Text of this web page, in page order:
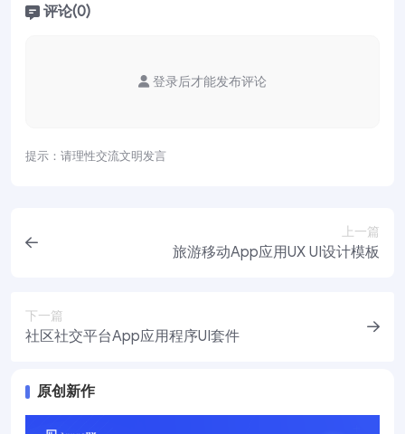
评论(0)
提示：请理性交流文明发言
登录后才能发布评论
上一篇
旅游移动App应用UX UI设计模板
下一篇
社区社交平台App应用程序UI套件
原创新作